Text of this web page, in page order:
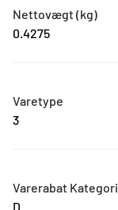
Nettovægt (kg)
0.4275
Varetype
3
Varerabat Kategori
D